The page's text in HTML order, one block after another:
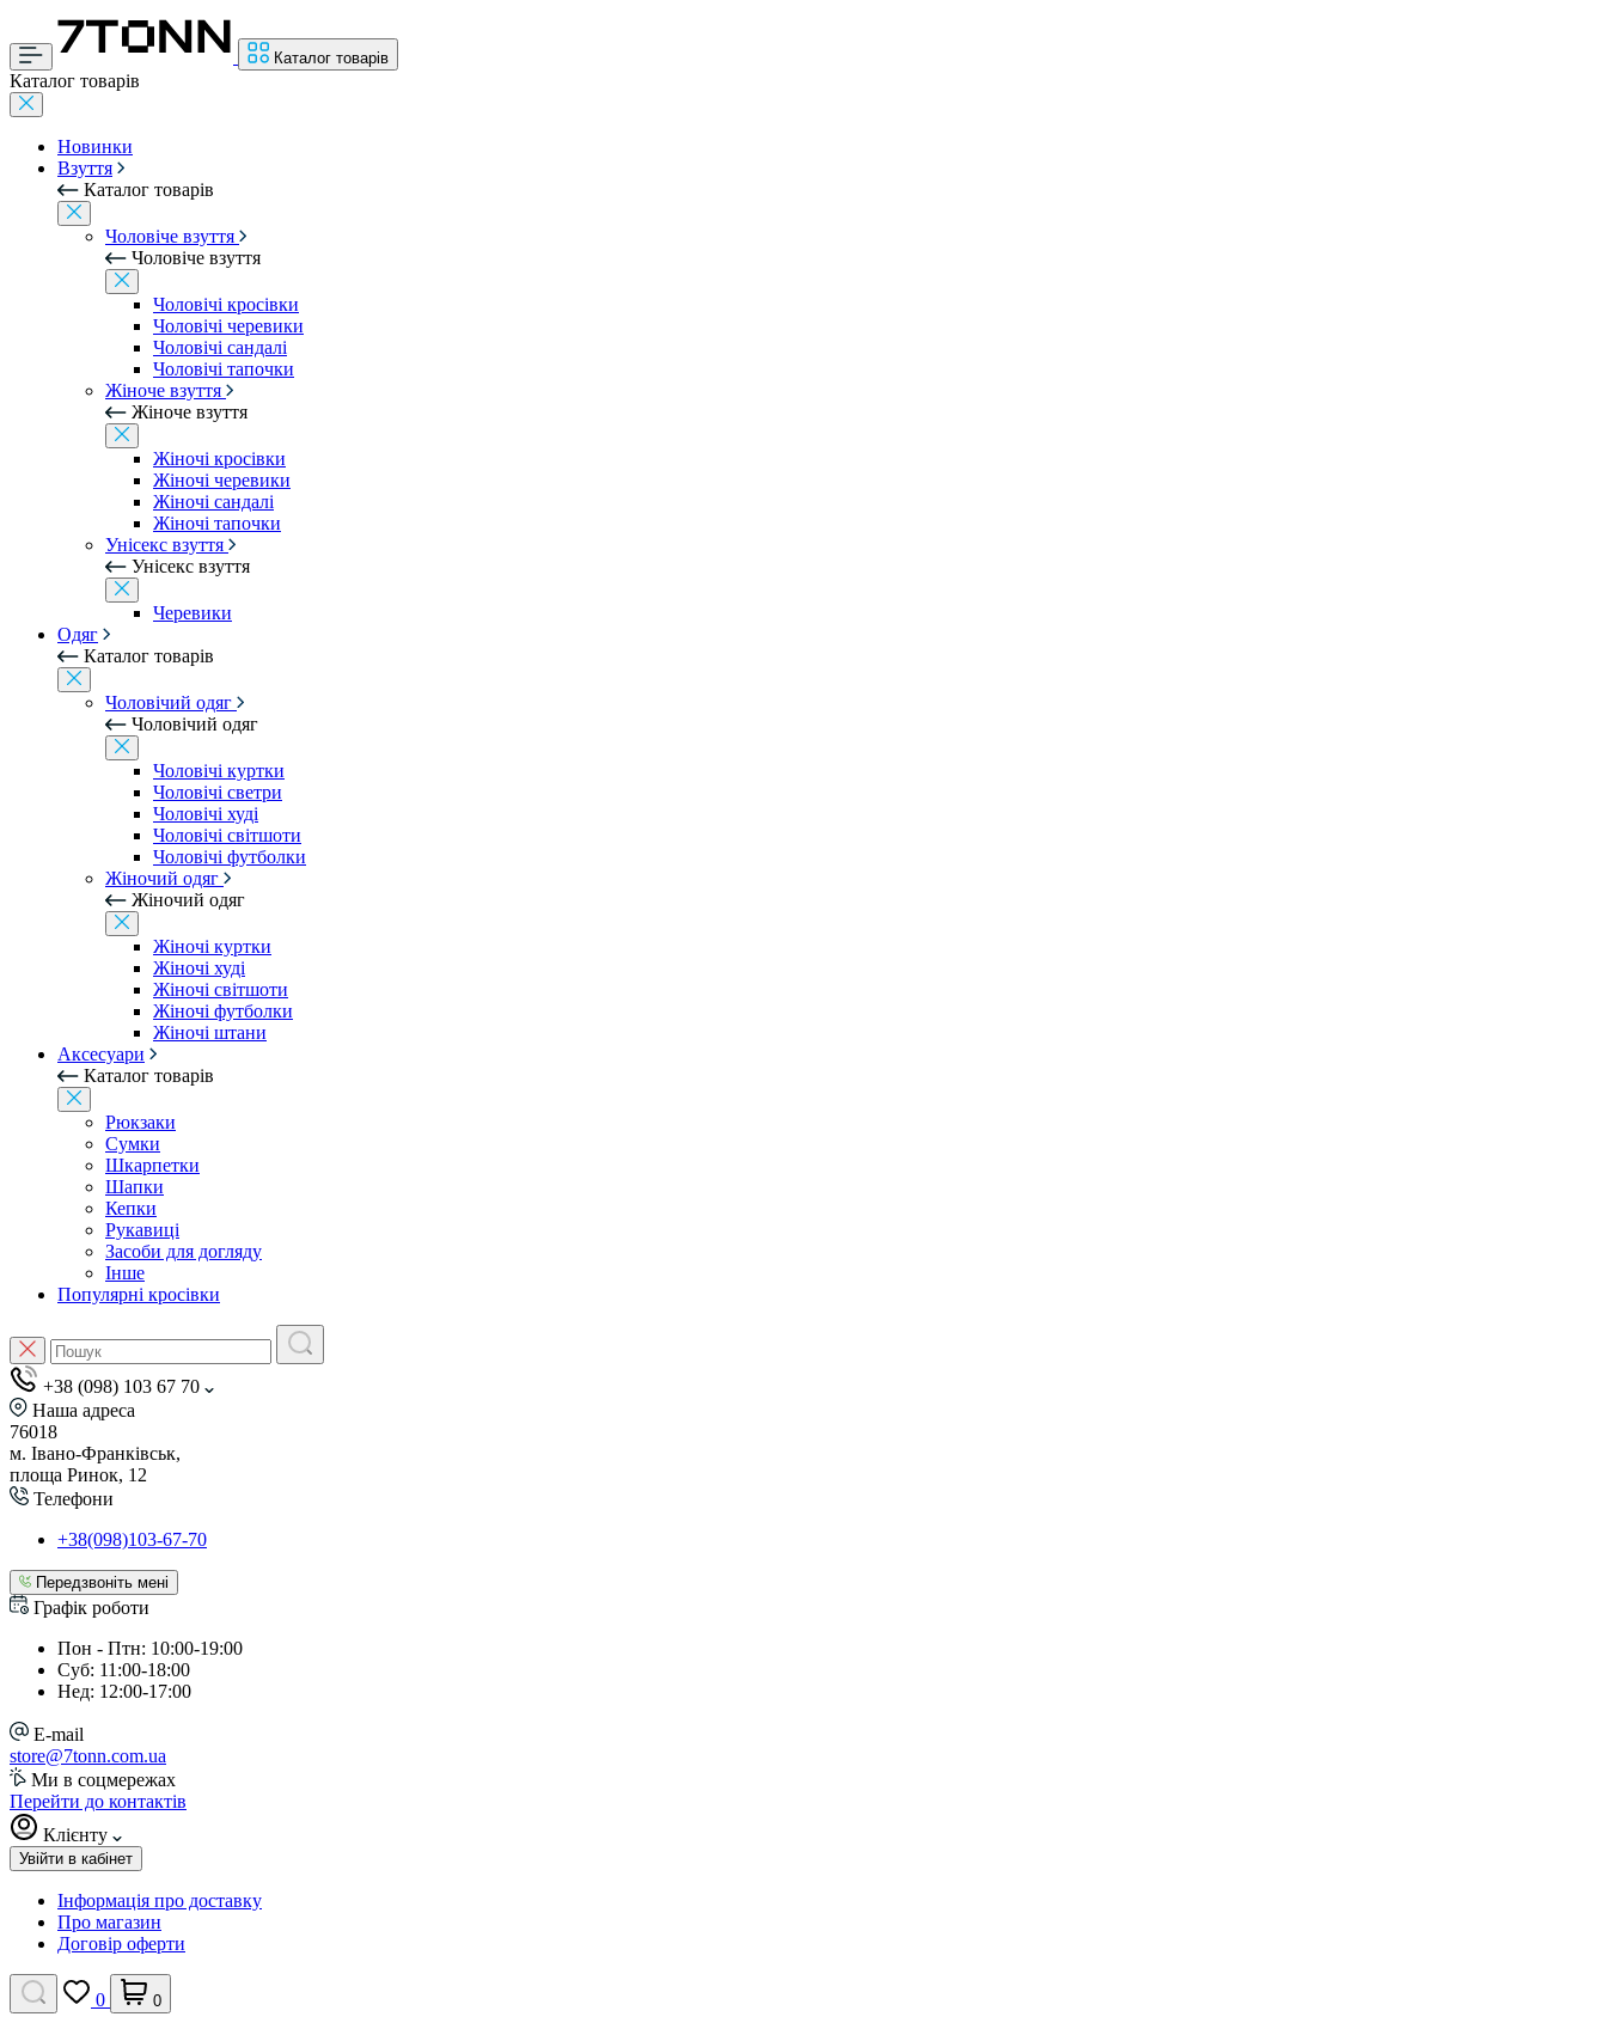
Каталог товарів
Каталог товарів
Новинки
Взуття
Каталог товарів
Чоловіче взуття
Чоловіче взуття
Чоловічі кросівки
Чоловічі черевики
Чоловічі сандалі
Чоловічі тапочки
Жіноче взуття
Жіноче взуття
Жіночі кросівки
Жіночі черевики
Жіночі сандалі
Жіночі тапочки
Унісекс взуття
Унісекс взуття
Черевики
Одяг
Каталог товарів
Чоловічий одяг
Чоловічий одяг
Чоловічі куртки
Чоловічі светри
Чоловічі худі
Чоловічі світшоти
Чоловічі футболки
Жіночий одяг
Жіночий одяг
Жіночі куртки
Жіночі худі
Жіночі світшоти
Жіночі футболки
Жіночі штани
Аксесуари
Каталог товарів
Рюкзаки
Сумки
Шкарпетки
Шапки
Кепки
Рукавиці
Засоби для догляду
Інше
Популярні кросівки
+38 (098) 103 67 70
Наша адреса
76018
м. Івано-Франківськ,
площа Ринок, 12
Телефони
+38(098)103-67-70
Передзвоніть мені
Графік роботи
Пон - Птн: 10:00-19:00
Суб: 11:00-18:00
Нед: 12:00-17:00
E-mail
store@7tonn.com.ua
Ми в соцмережах
Перейти до контактів
Клієнту
Увійти в кабінет
Інформація про доставку
Про магазин
Договір оферти
0 0